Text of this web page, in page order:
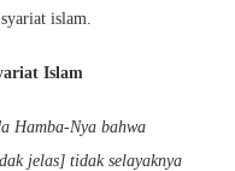
islam.
Islam
Hamba-Nya bahwa
jelas] tidak selayaknya